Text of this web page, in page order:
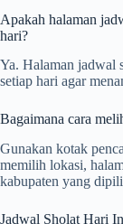
Apakah halaman
hari?
Ya. Halaman jadwal
setiap hari agar
Bagaimana cara
Gunakan kotak
memilih lokasi,
kabupaten yang
Jadwal Sholat Hari